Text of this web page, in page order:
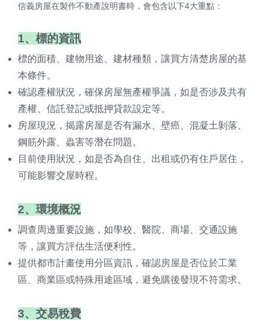
信義房屋在製作不動產說明書時，會包含以下4大重點：
1、標的資訊
標的面積、建物用途、建材種類，讓買方清楚房屋的基
本條件。
確認產權狀況，確保房屋無產權爭議，如是否涉及共有
產權、信託登記或抵押貸款設定等。
房屋現況，揭露房屋是否有漏水、壁癌、混凝土剝落、
鋼筋外露、蟲害等潛在問題。
目前使用狀況，如是否為自住、出租或仍有住戶居住，
可能影響交屋時程。
2、環境概況
調查周邊重要設施，如學校、醫院、商場、交通設施
等，讓買方評估生活便利性。
提供都市計畫使用分區資訊，確認房屋是否位於工業
區、商業區或特殊用途區域，避免購後發現不符需求。
3、交易稅費